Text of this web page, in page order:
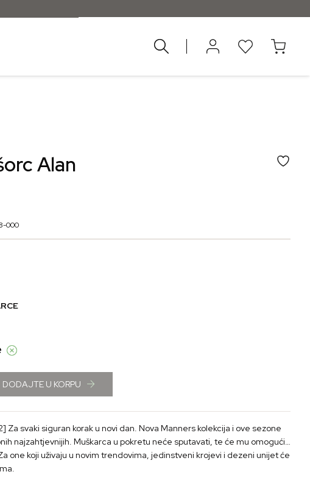
Alan
000
DODAJTE U KORPU
Za svaki siguran korak u novi dan. Nova Manners kolekcija i ove sezone
najzahtjevnijih. Muškarca u pokretu neće sputavati, te će mu omogućiti
one koji uživaju u novim trendovima, jedinstveni krojevi i dezeni unijet će